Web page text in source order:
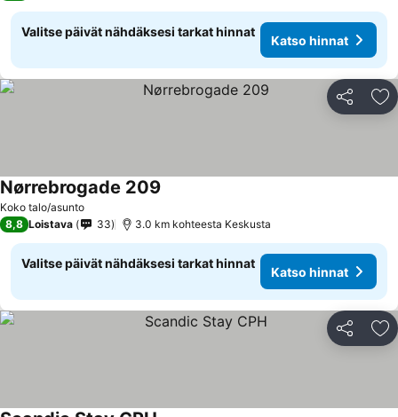
Valitse päivät nähdäksesi tarkat hinnat
Katso hinnat
Jaa
Koko talo/asunto
Nørrebrogade 209
8,8 Loistava 33 3.0 km kohteesta Keskusta
Valitse päivät nähdäksesi tarkat hinnat
Katso hinnat
Jaa